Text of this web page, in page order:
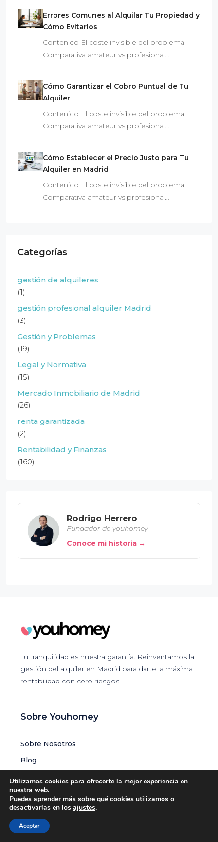
Errores Comunes al Alquilar Tu Propiedad y
Cómo Evitarlos
Contenido El coste invisible del problema
Comparativa amateur vs profesional…
Cómo Garantizar el Cobro Puntual de Tu
Alquiler
Contenido El coste invisible del problema
Comparativa amateur vs profesional…
Cómo Establecer el Precio Justo para Tu
Alquiler en Madrid
Contenido El coste invisible del problema
Comparativa amateur vs profesional…
Categorías
gestión de alquileres
(1)
gestión profesional alquiler Madrid
(3)
Gestión y Problemas
(19)
Legal y Normativa
(15)
Mercado Inmobiliario de Madrid
(26)
renta garantizada
(2)
Rentabilidad y Finanzas
(160)
Rodrigo Herrero
Fundador de youhomey
Conoce mi historia →
Tu tranquilidad es nuestra garantía. Reinventamos la
gestión del alquiler en Madrid para darte la máxima
rentabilidad con cero riesgos.
Sobre Youhomey
Sobre Nosotros
Blog
Informes de Mercado (Madrid)
Preguntas Frecuentes
Trabaja con nosotros
Utilizamos cookies para ofrecerte la mejor experiencia en
nuestra web.
Puedes aprender más sobre qué cookies utilizamos o
desactivarlas en los ajustes.
Aceptar